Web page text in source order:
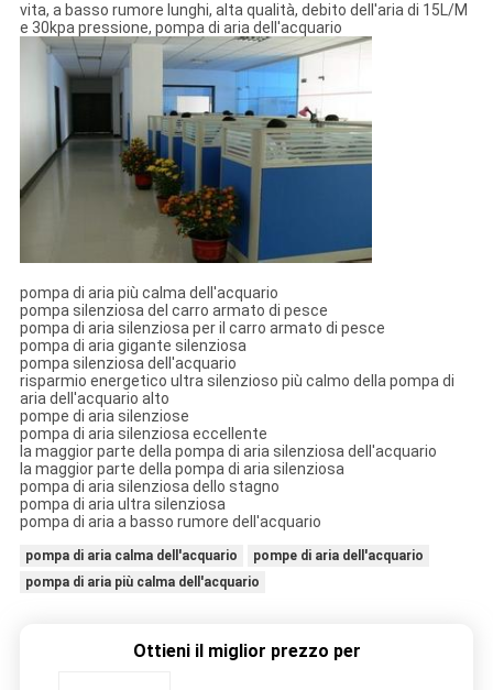
vita, a basso rumore lunghi, alta qualità, debito dell'aria di 15L/M
e 30kpa pressione, pompa di aria dell'acquario
pompa di aria più calma dell'acquario
pompa silenziosa del carro armato di pesce
pompa di aria silenziosa per il carro armato di pesce
pompa di aria gigante silenziosa
pompa silenziosa dell'acquario
risparmio energetico ultra silenzioso più calmo della pompa di
aria dell'acquario alto
pompe di aria silenziose
pompa di aria silenziosa eccellente
la maggior parte della pompa di aria silenziosa dell'acquario
la maggior parte della pompa di aria silenziosa
pompa di aria silenziosa dello stagno
pompa di aria ultra silenziosa
pompa di aria a basso rumore dell'acquario
pompa di aria calma dell'acquario
pompe di aria dell'acquario
pompa di aria più calma dell'acquario
Ottieni il miglior prezzo per